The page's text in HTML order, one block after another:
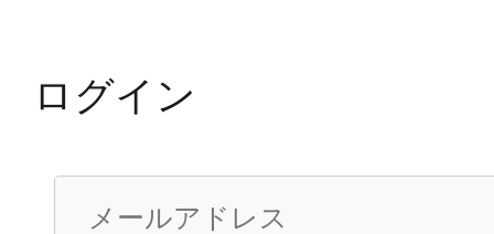
ログイン